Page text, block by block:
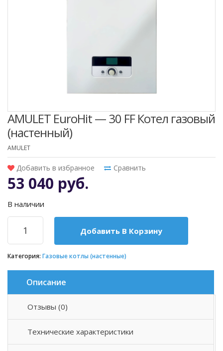
AMULET EuroHit — 30 FF Котел газовый
(настенный)
AMULET
Добавить в избранное Сравнить
53 040 руб.
В наличии
Добавить В Корзину
Категория: Газовые котлы (настенные)
Описание
Отзывы (0)
Технические характеристики
Описание товара